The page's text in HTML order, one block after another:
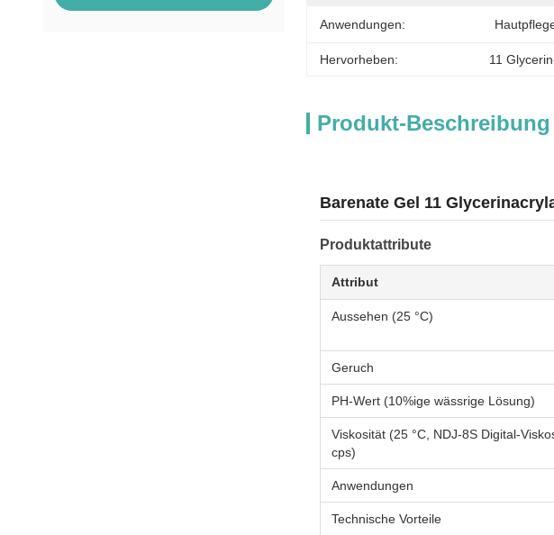
Anwendungen:
Hervorheben: 11
Produkt-Beschreibung
Barenate Gel 11
Produktattribute
Attribut
Aussehen (25 °C)
Geruch
PH-Wert (10%ige wässrige Lösung)
Viskosität (25 °C, NDJ-8S Digital-
cps)
Anwendungen
Technische Vorteile